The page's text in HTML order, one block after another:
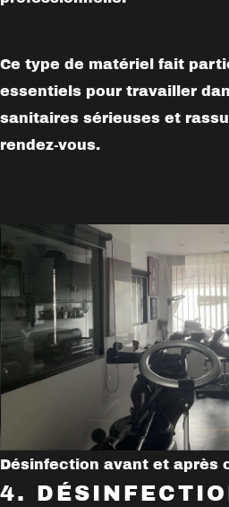
Ce type de matériel fait
essentiels pour travailler
sanitaires sérieuses et
rendez-vous.
Désinfection avant et après
4.